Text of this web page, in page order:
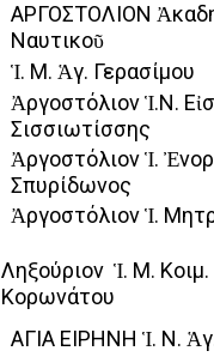
ΑΡΓΟΣΤΟΛΙΟΝ
Ναυτικοῦ
Ἱ. Μ. Ἁγ. Γερασίμου
Ἀργοστόλιον Ἱ.Ν.
Σισσιωτίσσης
Ἀργοστόλιον Ἱ.
Σπυρίδωνος
Ἀργοστόλιον Ἱ.
Ληξούριον Ἱ. Μ.
Κορωνάτου
ΑΓΙΑ ΕΙΡΗΝΗ Ἱ. Ν.